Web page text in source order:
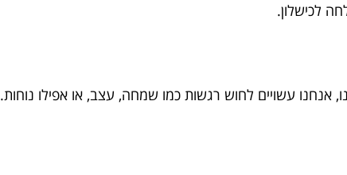
לכישלון.
אנחנו עשויים לחוש רגשות כמו שמחה, עצב, או אפילו נוחות.